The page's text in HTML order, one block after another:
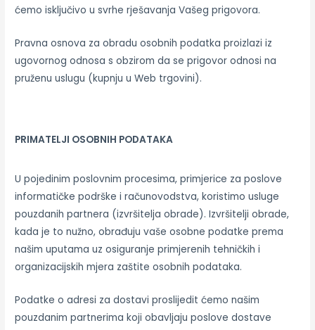
ćemo isključivo u svrhe rješavanja Vašeg prigovora.
Pravna osnova za obradu osobnih podatka proizlazi iz
ugovornog odnosa s obzirom da se prigovor odnosi na
pruženu uslugu (kupnju u Web trgovini).
PRIMATELJI OSOBNIH PODATAKA
U pojedinim poslovnim procesima, primjerice za poslove
informatičke podrške i računovodstva, koristimo usluge
pouzdanih partnera (izvršitelja obrade). Izvršitelji obrade,
kada je to nužno, obrađuju vaše osobne podatke prema
našim uputama uz osiguranje primjerenih tehničkih i
organizacijskih mjera zaštite osobnih podataka.
Podatke o adresi za dostavi proslijedit ćemo našim
pouzdanim partnerima koji obavljaju poslove dostave